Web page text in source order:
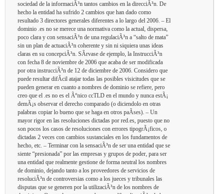
sociedad de la informaciÃ³n tantos cambios en la direcciÃ³n. De
hecho la entidad ha sufrido 2 cambios que han dado como
resultado 3 directores generales diferentes a lo largo del 2006. – El
dominio .es no se merece una normativa como la actual, dispersa,
poco clara y con sensaciÃ³n de una regulaciÃ³n a “salto de mata”
sin un plan de actuaciÃ³n coherente y sin ni siquiera unas ideas
claras en su concepciÃ³n. SÃ­rvase de ejemplo, la InstrucciÃ³n
con fecha 8 de noviembre de 2006 que acaba de ser modificada
por otra instrucciÃ³n de 12 de diciembre de 2006. Considero que
puede resultar difÃ­cil atajar todas las posibles visicitudes que se
pueden generar en cuanto a nombres de dominio se refiere, pero
creo que el .es no es el Ãºnico ccTLD en el mundo y nunca estÃ¡
demÃ¡s observar el derecho comparado (o diciendolo en otras
palabras copiar lo bueno que se haga en otros paÃ­ses). – Un
mayor rigor en las resoluciones dictadas por red.es, puesto que no
son pocos los casos de resoluciones con errores tipogrÃ¡ficos, o
dictadas 2 veces con cambios sustanciales en los fundamentos de
hecho, etc. – Terminar con la sensaciÃ³n de ser una entidad que se
siente “presionada” por las empresas y grupos de poder, para ser
una entidad que realmente gestione de forma neutral los nombres
de dominio, dejando tanto a los proveedores de servicios de
resoluciÃ³n de controversias como a los jueces y tribunales las
disputas que se generen por la utilizaciÃ³n de los nombres de